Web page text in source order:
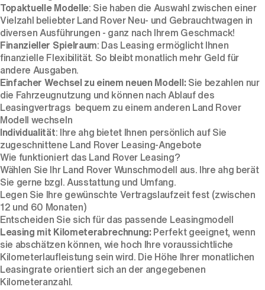
Topaktuelle Modelle: Sie haben die Auswahl zwischen einer
Vielzahl beliebter Land Rover Neu- und Gebrauchtwagen in
diversen Ausführungen - ganz nach Ihrem Geschmack!
Finanzieller Spielraum: Das Leasing ermöglicht Ihnen
finanzielle Flexibilität. So bleibt monatlich mehr Geld für
andere Ausgaben.
Einfacher Wechsel zu einem neuen Modell:Sie bezahlen nur
die Fahrzeugnutzung und können nach Ablauf des
Leasingvertrags bequem zu einem anderen Land Rover
Modell wechseln
Individualität: Ihre ahg bietet Ihnen persönlich auf Sie
zugeschnittene Land Rover Leasing-Angebote
Wie funktioniert das Land Rover Leasing?
Wählen Sie Ihr Land Rover Wunschmodell aus. Ihre ahg berät
Sie gerne bzgl. Ausstattung und Umfang.
Legen Sie Ihre gewünschte Vertragslaufzeit fest (zwischen
12 und 60 Monaten)
Entscheiden Sie sich für das passende Leasingmodell
Leasing mit Kilometerabrechnung:Perfekt geeignet, wenn
sie abschätzen können, wie hoch Ihre voraussichtliche
Kilometerlaufleistung sein wird. Die Höhe Ihrer monatlichen
Leasingrate orientiert sich an der angegebenen
Kilometeranzahl.